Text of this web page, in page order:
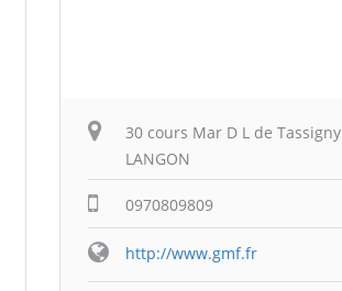
30 cours Mar D L de Tassigny
LANGON
0970809809
http://www.gmf.fr